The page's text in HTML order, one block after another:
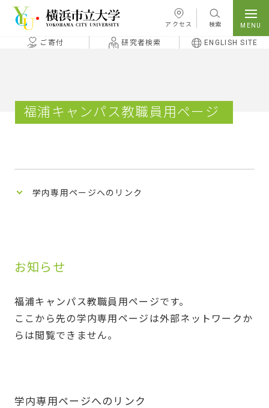
本文へ移動
アクセス 検索
ご寄付 研究者検索 ENGLISH SITE
福浦キャンパス教職員用ページ
学内専用ページへのリンク
お知らせ
福浦キャンパス教職員用ページです。
ここから先の学内専用ページは外部ネットワークか
らは閲覧できません。
学内専用ページへのリンク